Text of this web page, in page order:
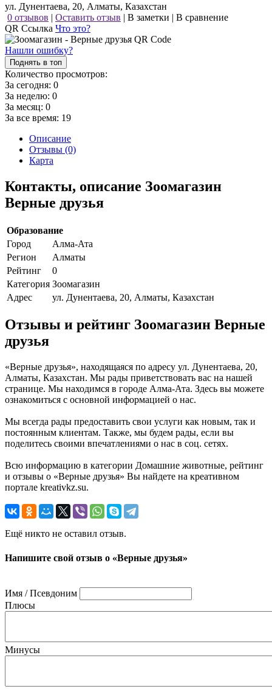
ул. Дунентаева, 20, Алматы, Казахстан
0 отзывов | Оставить отзыв | В заметки | В сравнение
QR Ссылка Что это?
Нашли ошибку?
Поднять в топ
Количество просмотров:
За сегодня: 0
За неделю: 0
За месяц: 0
За все время: 19
Описание
Отзывы (0)
Карта
Контакты, описание Зоомагазин
Верные друзья
Образование
Город
Алма-Ата
Регион
Алматы
Рейтинг
0
Категория Зоомагазин
Адрес
ул. Дунентаева, 20, Алматы, Казахстан
Отзывы и рейтинг Зоомагазин Верные
друзья
«Верные друзья», находящаяся по адресу ул. Дунентаева, 20,
Алматы, Казахстан. Мы рады приветствовать вас на нашей
странице. Мы находимся в городе Алма-Ата. Здесь вы можете
ознакомиться с основной информацией о нас.
Мы всегда рады предоставить свои услуги как новым, так и
постоянным клиентам. Также, мы будем рады, если вы
поделитесь своими впечатлениями о нас в соц. сетях.
Всю информацию в категории Домашние животные, рейтинг
и отзывы о «Верные друзья» Вы найдете на креативном
портале kreativkz.su.
Ещё никто не оставил отзыв.
Напишите свой отзыв о «Верные друзья»
Имя / Псевдоним
Плюсы
Минусы